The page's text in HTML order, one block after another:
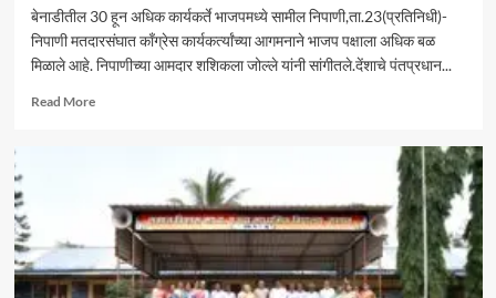
बेनाडीतील 30 हून अधिक कार्यकर्ते भाजपमध्ये सामील निपाणी,ता.23(प्रतिनिधी)-
निपाणी मतदारसंघात काँग्रेस कार्यकर्त्यांच्या आगमनाने भाजप पक्षाला अधिक बळ
मिळाले आहे. निपाणीच्या आमदार शशिकला जोल्ले यांनी सांगीतले.देंशाचे पंतप्रधान...
Read MoreRead
आगमनाने
भाजप
पक्षाला
अधिक
बळ